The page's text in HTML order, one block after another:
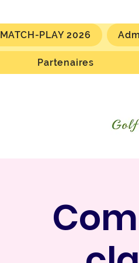
MATCH-PLAY 2026
Partenaires